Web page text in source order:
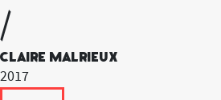
/
Claire Malrieux
2017